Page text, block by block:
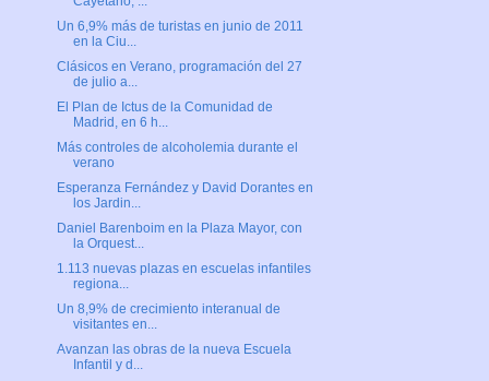
Un 6,9% más de turistas en junio de 2011
en la Ciu...
Clásicos en Verano, programación del 27
de julio a...
El Plan de Ictus de la Comunidad de
Madrid, en 6 h...
Más controles de alcoholemia durante el
verano
Esperanza Fernández y David Dorantes en
los Jardin...
Daniel Barenboim en la Plaza Mayor, con
la Orquest...
1.113 nuevas plazas en escuelas infantiles
regiona...
Un 8,9% de crecimiento interanual de
visitantes en...
Avanzan las obras de la nueva Escuela
Infantil y d...